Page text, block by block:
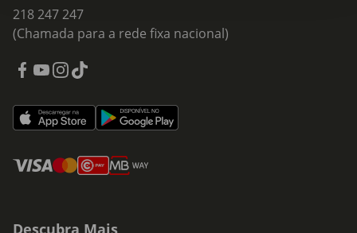
218 247 247
(Chamada para a rede fixa nacional)
Descubra Mais